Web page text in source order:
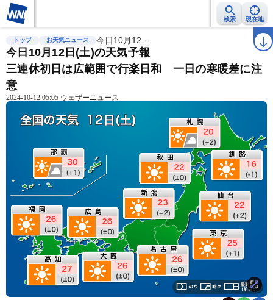
検索 現在地
雨雲レーダー 台風情報 地震情報 ラ
トップ お天気ニュース 今日10月12…
今日10月12日(土)の天気予報
三連休初日は広範囲で行楽日和 一日の寒暖差に注
意
2024-10-12 05:05 ウェザーニュース